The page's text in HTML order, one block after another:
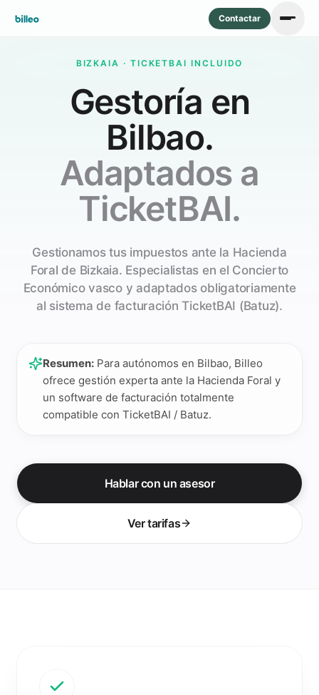
Contactar
BIZKAIA · TICKETBAI INCLUIDO
Gestoría en
Bilbao.
Adaptados a
TicketBAI.
Gestionamos tus impuestos ante la Hacienda
Foral de Bizkaia. Especialistas en el Concierto
Económico vasco y adaptados obligatoriamente
al sistema de facturación TicketBAI (Batuz).
Resumen: Para autónomos en Bilbao, Billeo
ofrece gestión experta ante la Hacienda Foral y
un software de facturación totalmente
compatible con TicketBAI / Batuz.
Hablar con un asesor
Ver tarifas